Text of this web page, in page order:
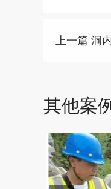
上一篇 洞
其他案